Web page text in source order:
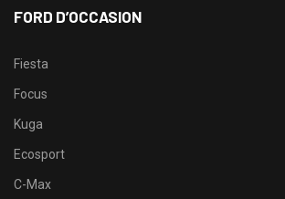
FORD D’OCCASION
Fiesta
Focus
Kuga
Ecosport
C-Max